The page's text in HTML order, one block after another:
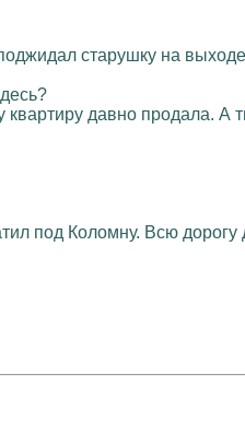
старушку на
давно продала. А
под Коломну. Всю дорогу